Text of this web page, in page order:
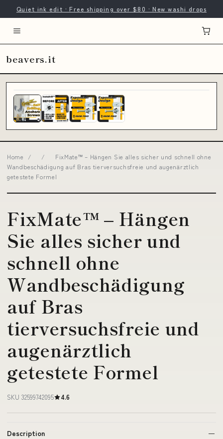
Quiet ink edit · Free shipping over $80 · New washi drops
beavers.it
Home / /
FixMate™ – Hängen Sie alles sicher und schnell ohne
Wandbeschädigung auf Bras tierversuchsfreie und augenärztlich
getestete Formel
FixMate™ – Hängen
Sie alles sicher und
schnell ohne
Wandbeschädigung
auf Bras
tierversuchsfreie und
augenärztlich
getestete Formel
SKU 32599742095 4.6
Description